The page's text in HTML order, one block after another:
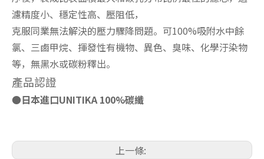
濾精度小、穩定性高、壓阻低，
克服同業無法解決的壓力驟降問題。可100%吸附水中餘
氯、三鹵甲烷、揮發性有機物、異色、臭味、化學汙染物
等，無黑水或碳粉釋出。
產品認證
●日本進口UNITIKA 100%碳纖
上一條: